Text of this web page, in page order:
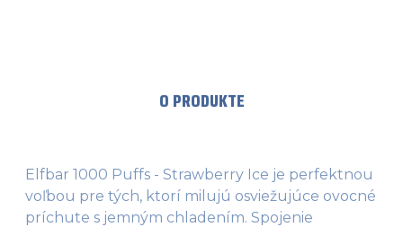
O PRODUKTE
Elfbar 1000 Puffs - Strawberry Ice je perfektnou
voľbou pre tých, ktorí milujú osviežujúce ovocné
príchute s jemným chladením. Spojenie